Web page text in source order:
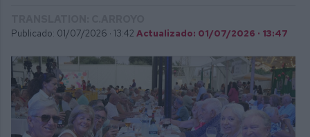
Publicado: 01/07/2026 · 13:42 Actualizado: 01/07/2026 · 13:47